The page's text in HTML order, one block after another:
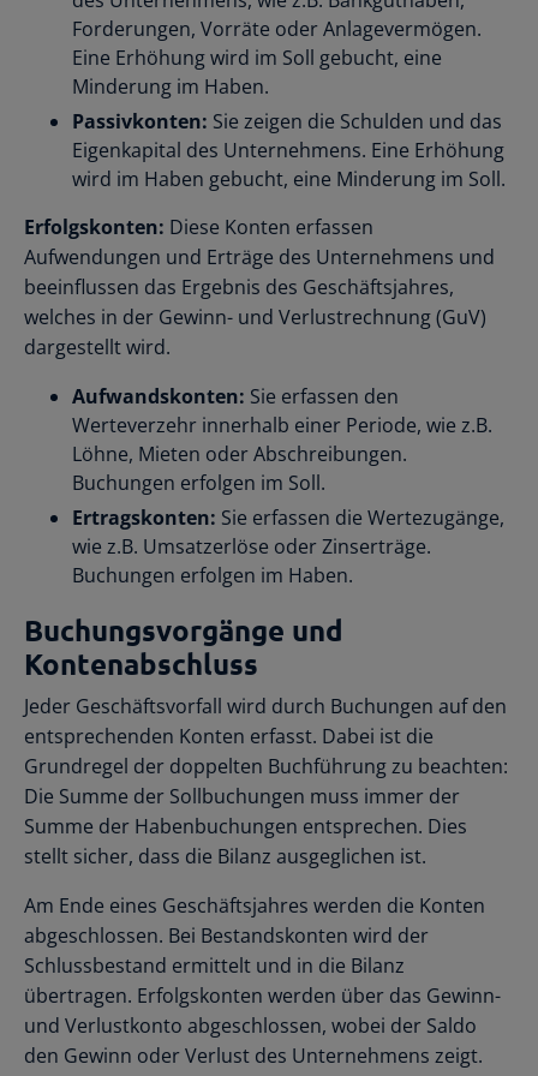
Forderungen, Vorräte oder Anlagevermögen.
Eine Erhöhung wird im Soll gebucht, eine
Minderung im Haben.
Passivkonten: Sie zeigen die Schulden und das
Eigenkapital des Unternehmens. Eine Erhöhung
wird im Haben gebucht, eine Minderung im Soll.
Erfolgskonten: Diese Konten erfassen
Aufwendungen und Erträge des Unternehmens und
beeinflussen das Ergebnis des Geschäftsjahres,
welches in der Gewinn- und Verlustrechnung (GuV)
dargestellt wird.
Aufwandskonten: Sie erfassen den
Werteverzehr innerhalb einer Periode, wie z.B.
Löhne, Mieten oder Abschreibungen.
Buchungen erfolgen im Soll.
Ertragskonten: Sie erfassen die Wertezugänge,
wie z.B. Umsatzerlöse oder Zinserträge.
Buchungen erfolgen im Haben.
Buchungsvorgänge und
Kontenabschluss
Jeder Geschäftsvorfall wird durch Buchungen auf den
entsprechenden Konten erfasst. Dabei ist die
Grundregel der doppelten Buchführung zu beachten:
Die Summe der Sollbuchungen muss immer der
Summe der Habenbuchungen entsprechen. Dies
stellt sicher, dass die Bilanz ausgeglichen ist.
Am Ende eines Geschäftsjahres werden die Konten
abgeschlossen. Bei Bestandskonten wird der
Schlussbestand ermittelt und in die Bilanz
übertragen. Erfolgskonten werden über das Gewinn-
und Verlustkonto abgeschlossen, wobei der Saldo
den Gewinn oder Verlust des Unternehmens zeigt.